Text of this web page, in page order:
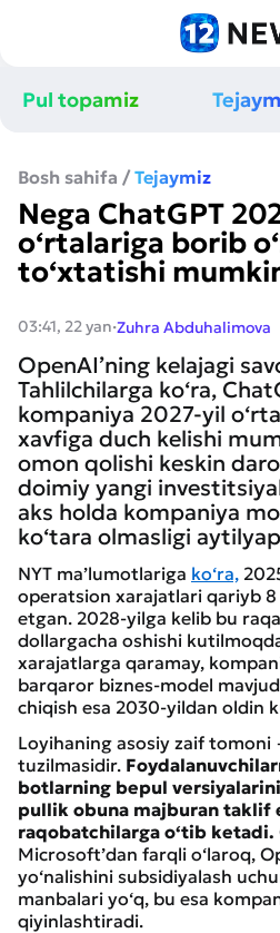
Pul topamiz
Bosh sahifa / Tejaymiz
Nega ChatGPT
o‘rtalariga borib
to‘xtatishi
03:41, 22 yan·Zuhra Abduhalimova
OpenAI’ning kelajagi
Tahlilchilarga ko‘ra,
kompaniya 2027-yil
xavfiga duch kelishi
omon qolishi keskin
doimiy yangi
aks holda kompaniya
ko‘tara olmasligi
NYT ma’lumotlariga ko‘ra,
operatsion xarajatlari qariyb
etgan. 2028-yilga kelib bu
dollargacha oshishi
xarajatlarga qaramay,
barqaror biznes-model
chiqish esa 2030-yildan oldin
Loyihaning asosiy zaif
tuzilmasidir.
botlarning bepul
pullik obuna majburan taklif
raqobatchilarga o‘tib ketadi.
Microsoft’dan farqli o‘laroq,
yo‘nalishini subsidiyalash
manbalari yo‘q, bu esa
qiyinlashtiradi.